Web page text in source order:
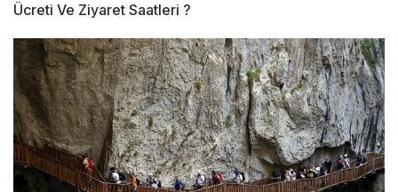
Ücreti Ve Ziyaret Saatleri ?